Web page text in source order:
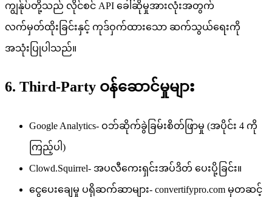
ကျွန်ုပ်တို့သည် လိုင်စင် API ခေါ်ဆိုမှုအားလုံးအတွက်
လက်မှတ်ထိုးခြင်းနှင့် ကုဒ်ဝှက်ထားသော ဆက်သွယ်ရေးကို
အသုံးပြုပါသည်။
6. Third-Party ဝန်ဆောင်မှုများ
Google Analytics- ဝဘ်ဆိုက်ခွဲခြမ်းစိတ်ဖြာမှု (အပိုင်း 4 ကို
ကြည့်ပါ)
Clowd.Squirrel- အပလီကေးရှင်းအပ်ဒိတ် ပေးပို့ခြင်း။
ငွေပေးချေမှု ပရိုဆက်ဆာများ- convertifypro.com မှတဆင့်